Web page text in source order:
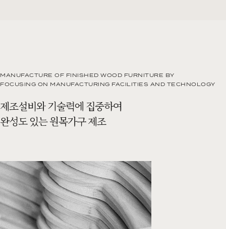
MANUFACTURE OF FINISHED WOOD FURNITURE BY
FOCUSING ON MANUFACTURING FACILITIES AND TECHNOLOGY
제조설비와 기술력에 집중하여
완성도 있는 원목가구 제조